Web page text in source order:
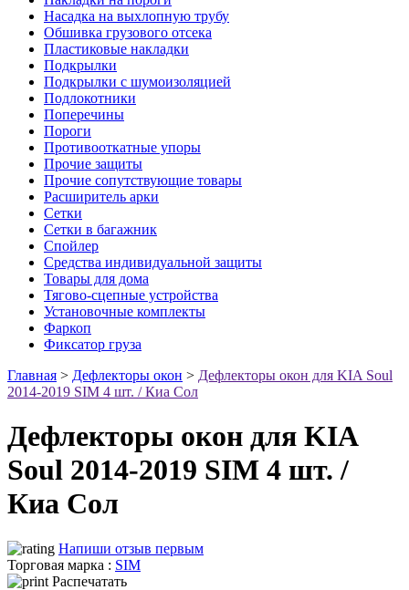
Насадка на выхлопную трубу
Обшивка грузового отсека
Пластиковые накладки
Подкрылки
Подкрылки с шумоизоляцией
Подлокотники
Поперечины
Пороги
Противооткатные упоры
Прочие защиты
Прочие сопутствующие товары
Расширитель арки
Сетки
Сетки в багажник
Спойлер
Средства индивидуальной защиты
Товары для дома
Тягово-сцепные устройства
Установочные комплекты
Фаркоп
Фиксатор груза
Главная > Дефлекторы окон > Дефлекторы окон для KIA Soul
2014-2019 SIM 4 шт. / Киа Сол
Дефлекторы окон для KIA
Soul 2014-2019 SIM 4 шт. /
Киа Сол
Напиши отзыв первым
Торговая марка : SIM
Распечатать